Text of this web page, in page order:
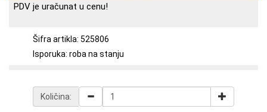
PDV je uračunat u cenu!
Šifra artikla: 525806
Isporuka: roba na stanju
Količina: